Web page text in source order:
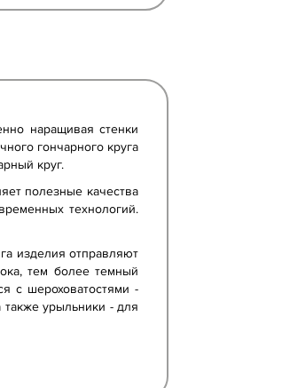
наращивая стенки
гончарного круга
круг.
полезные качества
технологий.
изделия отправляют
тем более темный
с шероховатостями -
также урыльники - для